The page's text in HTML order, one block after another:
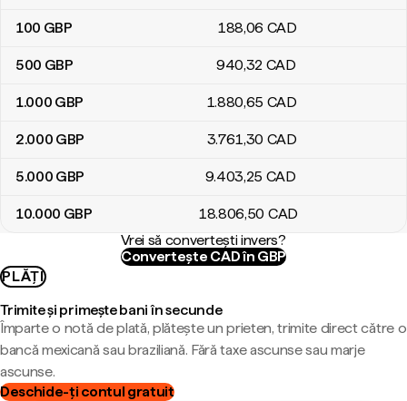
100 GBP 188,06 CAD
500 GBP 940,32 CAD
1.000 GBP 1.880,65 CAD
2.000 GBP 3.761,30 CAD
5.000 GBP 9.403,25 CAD
10.000 GBP 18.806,50 CAD
Vrei să convertești invers?
Convertește CAD în GBP
PLĂȚI
Trimite și primește bani în secunde
Împarte o notă de plată, plătește un prieten, trimite direct către o
bancă mexicană sau braziliană. Fără taxe ascunse sau marje
ascunse.
Deschide-ți contul gratuit